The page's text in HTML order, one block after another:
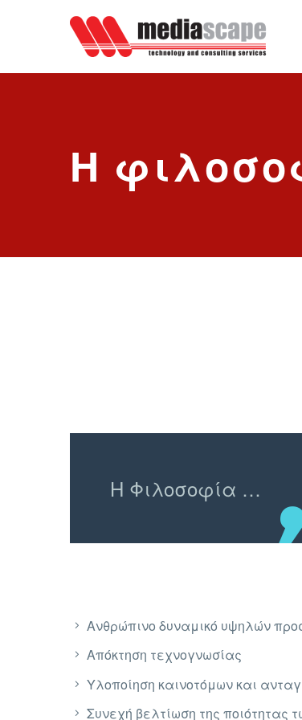
Η
Η Φιλοσοφία …
Ανθρώπινο δυναμικό υψηλών
Απόκτηση τεχνογνωσίας
Υλοποίηση καινοτόμων και
Συνεχή βελτίωση της